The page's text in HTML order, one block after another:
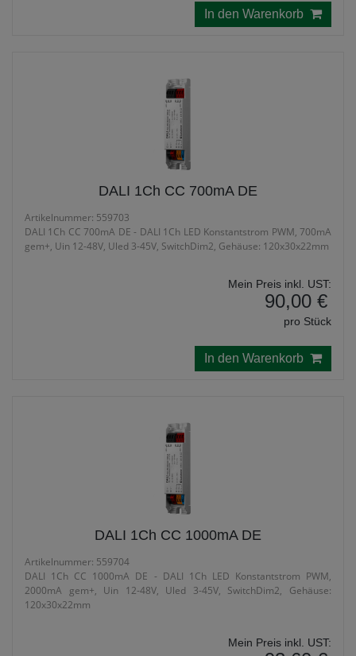
In den Warenkorb
DALI 1Ch CC 700mA DE
Artikelnummer: 559703
DALI 1Ch CC 700mA DE - DALI 1Ch LED Konstantstrom PWM, 700mA
gem+, Uin 12-48V, Uled 3-45V, SwitchDim2, Gehäuse: 120x30x22mm
Mein Preis inkl. UST:
90,00 €
pro Stück
In den Warenkorb
DALI 1Ch CC 1000mA DE
Artikelnummer: 559704
DALI 1Ch CC 1000mA DE - DALI 1Ch LED Konstantstrom PWM,
2000mA gem+, Uin 12-48V, Uled 3-45V, SwitchDim2, Gehäuse:
120x30x22mm
Mein Preis inkl. UST: